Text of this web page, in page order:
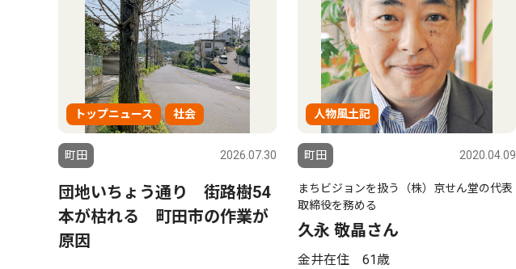
トップニュース 社会
町田 2026.07.30
団地いちょう通り 街路樹54
本が枯れる 町田市の作業が
原因
人物風土記
町田 2020.04.09
まちビジョンを扱う（株）京せん堂の代表
取締役を務める
久永 敬晶さん
金井在住 61歳